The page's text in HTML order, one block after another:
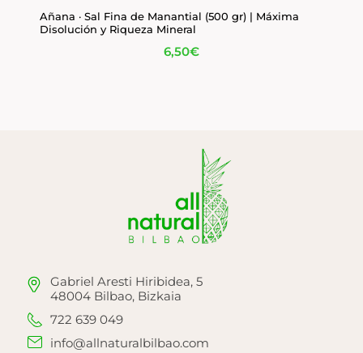
Añana · Sal Fina de Manantial (500 gr) | Máxima
Disolución y Riqueza Mineral
6,50€
Gabriel Aresti Hiribidea, 5
48004 Bilbao, Bizkaia
722 639 049
info@allnaturalbilbao.com